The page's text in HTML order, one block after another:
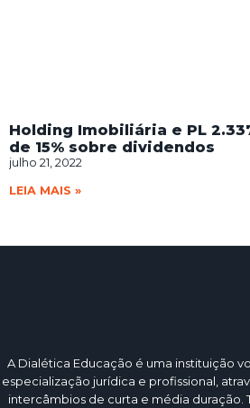
Holding Imobiliária e PL
de 15% sobre dividendos
julho 21, 2022
LEIA MAIS »
A Dialética Educação é uma instituição
especialização jurídica e profissional,
intercâmbios de curta e média duração.